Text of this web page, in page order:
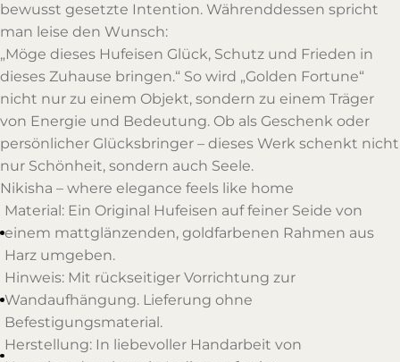
bewusst gesetzte Intention. Währenddessen spricht
man leise den Wunsch:
„Möge dieses Hufeisen Glück, Schutz und Frieden in
dieses Zuhause bringen.“ So wird „Golden Fortune“
nicht nur zu einem Objekt, sondern zu einem Träger
von Energie und Bedeutung. Ob als Geschenk oder
persönlicher Glücksbringer – dieses Werk schenkt nicht
nur Schönheit, sondern auch Seele.
Nikisha – where elegance feels like home
Material: Ein Original Hufeisen auf feiner Seide von
einem mattglänzenden, goldfarbenen Rahmen aus
Harz umgeben.
Hinweis: Mit rückseitiger Vorrichtung zur
Wandaufhängung. Lieferung ohne
Befestigungsmaterial.
Herstellung: In liebevoller Handarbeit von